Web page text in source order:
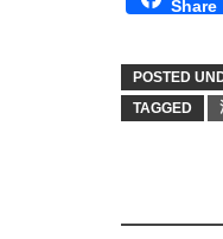
Share
POSTED
TAGGED